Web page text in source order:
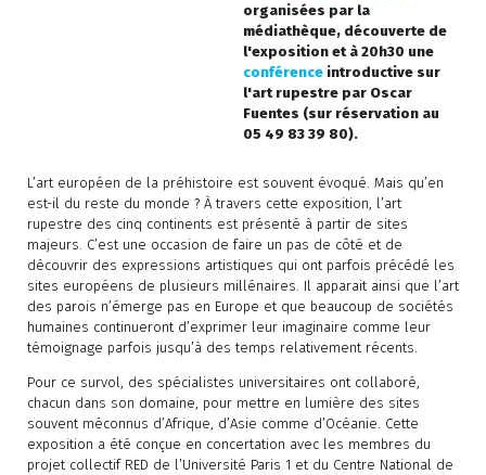
organisées par la
médiathèque, découverte de
l'exposition et à 20h30 une
conférence introductive sur
l'art rupestre par Oscar
Fuentes (sur réservation au
05 49 83 39 80).
L’art européen de la préhistoire est souvent évoqué. Mais qu’en
est-il du reste du monde ? À travers cette exposition, l’art
rupestre des cinq continents est présenté à partir de sites
majeurs. C’est une occasion de faire un pas de côté et de
découvrir des expressions artistiques qui ont parfois précédé les
sites européens de plusieurs millénaires. Il apparait ainsi que l’art
des parois n’émerge pas en Europe et que beaucoup de sociétés
humaines continueront d’exprimer leur imaginaire comme leur
témoignage parfois jusqu’à des temps relativement récents.
Pour ce survol, des spécialistes universitaires ont collaboré,
chacun dans son domaine, pour mettre en lumière des sites
souvent méconnus d’Afrique, d’Asie comme d’Océanie. Cette
exposition a été conçue en concertation avec les membres du
projet collectif RED de l’Université Paris 1 et du Centre National de